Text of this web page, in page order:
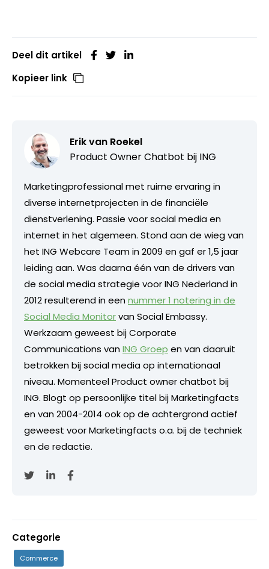
Deel dit artikel
Kopieer link
Erik van Roekel
Product Owner Chatbot bij ING
Marketingprofessional met ruime ervaring in
diverse internetprojecten in de financiële
dienstverlening. Passie voor social media en
internet in het algemeen. Stond aan de wieg van
het ING Webcare Team in 2009 en gaf er 1,5 jaar
leiding aan. Was daarna één van de drivers van
de social media strategie voor ING Nederland in
2012 resulterend in eennummer 1 notering in de
Social Media Monitorvan Social Embassy.
Werkzaam geweest bij Corporate
Communications vanING Groep en van daaruit
betrokken bij social media op internationaal
niveau. Momenteel Product owner chatbot bij
ING. Blogt op persoonlijke titel bij Marketingfacts
en van 2004-2014 ook op de achtergrond actief
geweest voor Marketingfacts o.a. bij de techniek
en de redactie.
Categorie
Commerce